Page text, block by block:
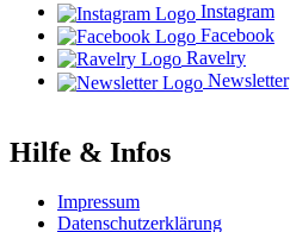
Instagram
Facebook
Ravelry
Newsletter
Hilfe & Infos
Impressum
Datenschutzerklärung